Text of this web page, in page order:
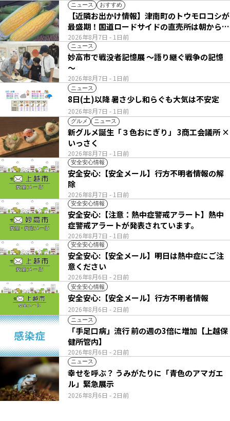
ニュース おすすめ
2026年8月7日 - 1日前
【近隣お出かけ情報】津南町のトウモロコシが
最盛期！国道ロードサイドの直売所は朝から長
い列
ニュース
2026年8月7日 - 1日前
妙高市で戦没者記憶展 ～語り継ぐ戦争の記憶
～
ニュース
2026年8月7日 - 1日前
8日(土)以降 暑さ少し和らぐも大気は不安定
グルメ ニュース
2026年8月7日 - 1日前
新グルメ誕生「３色おにぎり」 3商工会議所 ×
いっさく
安全安心情報
2026年8月7日 - 1日前
安全安心:【安全メール】行方不明者情報の解
除
安全安心情報
2026年8月7日 - 1日前
安全安心:【注意：熱中症警戒アラート】熱中
症警戒アラートが発表されています。
安全安心情報
2026年8月6日 - 2日前
安全安心:【安全メール】明日は熱中症にご注
意ください
安全安心情報
2026年8月6日 - 2日前
安全安心:【安全メール】行方不明者情報
ニュース
2026年8月6日 - 2日前
「手足口病」流行 前の週の3倍に増加【上越保
健所管内】
ニュース
2026年8月6日 - 2日前
幸せを呼ぶ？ うみがたりに「青色のアマガエ
ル」緊急展示